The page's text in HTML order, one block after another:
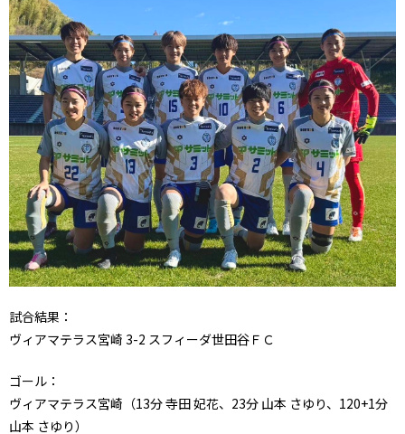
試合結果：
ヴィアマテラス宮崎 3-2 スフィーダ世田谷ＦＣ
ゴール：
ヴィアマテラス宮崎（13分 寺田 妃花、23分 山本 さゆり、120+1分
山本 さゆり）